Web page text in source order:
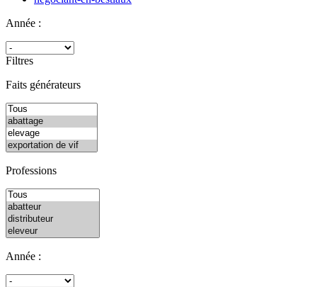
Année :
Filtres
Faits générateurs
Professions
Année :